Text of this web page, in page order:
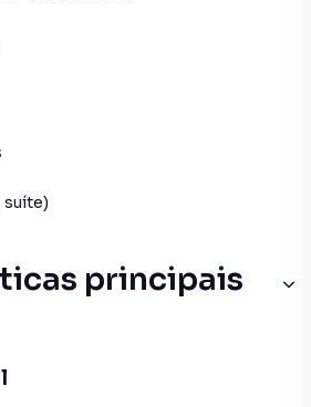
suíte)
principais